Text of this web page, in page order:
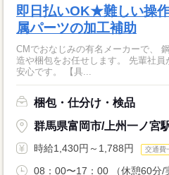
即日払いOK★難しい操
属パーツの加工補助
CMでおなじみの有名メーカーで、
造や梱包をお任せします。 先輩社員が親切・丁寧に お教えするので
安心です。 【具...
梱包・仕分け・検品
群馬県富岡市/上州一ノ宮
時給1,430円～1,788円 交通費
08：00〜17：00 （休憩60分/